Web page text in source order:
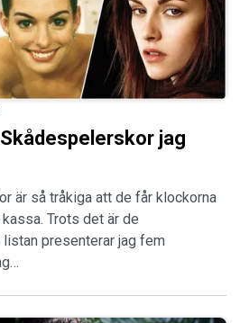
jag
är så tråkiga att de får klockorna
Trots det är de
presenterar jag fem